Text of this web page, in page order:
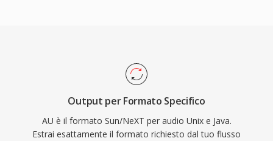
Output per Formato Specifico
AU è il formato Sun/NeXT per audio Unix e Java.
Estrai esattamente il formato richiesto dal tuo flusso